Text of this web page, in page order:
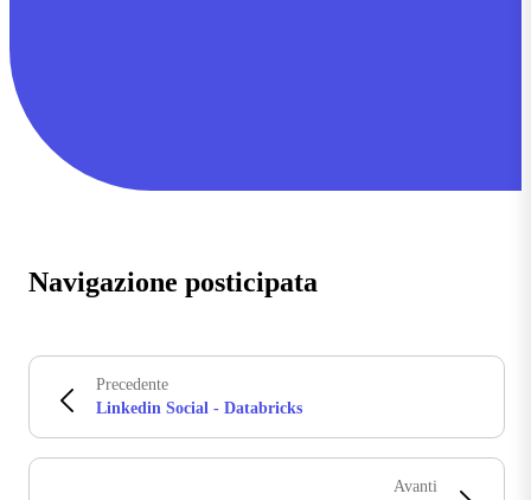
Navigazione posticipata
Precedente
Linkedin Social - Databricks
Avanti